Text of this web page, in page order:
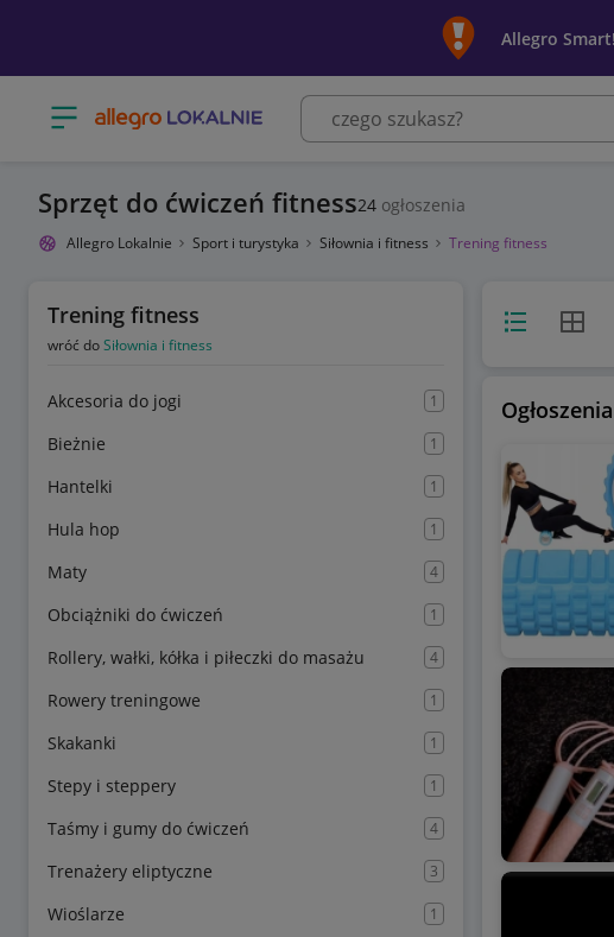
Allegro
Otwórz menu z kategoriami
Sprzęt do ćwiczeń fitness24 ogłoszenia
Allegro Lokalnie Sport i turystyka Siłownia i fitness Trening fitness
Trening fitness
wróć doSiłownia i fitness
Akcesoria do jogi 1
Bieżnie 1
Hantelki 1
Hula hop 1
Maty 4
Obciążniki do ćwiczeń 1
Rollery, wałki, kółka i piłeczki do masażu 4
Rowery treningowe 1
Skakanki 1
Stepy i steppery 1
Taśmy i gumy do ćwiczeń 4
Trenażery eliptyczne 3
Wioślarze 1
Widok listy
Widok
Ogłoszenia